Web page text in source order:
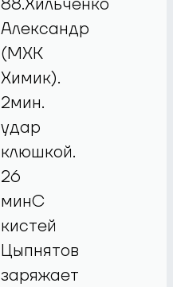
Александр
(МХК
Химик).
2мин.
удар
клюшкой.
26
минС
кистей
Цыпнятов
заряжает